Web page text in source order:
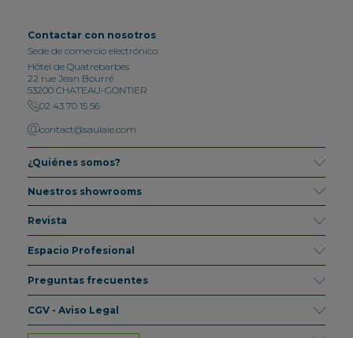
Contactar con nosotros
Sede de comercio electrónico:
Hôtel de Quatrebarbes
22 rue Jean Bourré
53200 CHATEAU-GONTIER
02 43 70 15 56
contact@saulaie.com
¿Quiénes somos?
Nuestros showrooms
Revista
Espacio Profesional
Preguntas frecuentes
CGV - Aviso Legal